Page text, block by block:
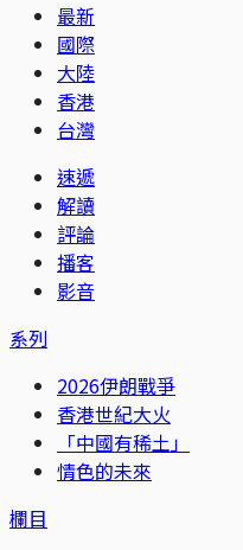
最新
國際
大陸
香港
台灣
速遞
解讀
評論
播客
影音
系列
2026伊朗戰爭
香港世紀大火
「中國有稀土」
情色的未來
欄目